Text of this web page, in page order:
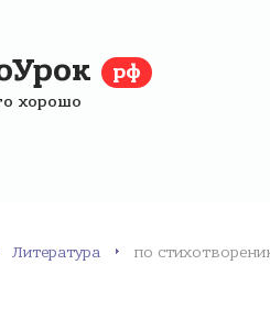
рф
хорошо
Литература
по